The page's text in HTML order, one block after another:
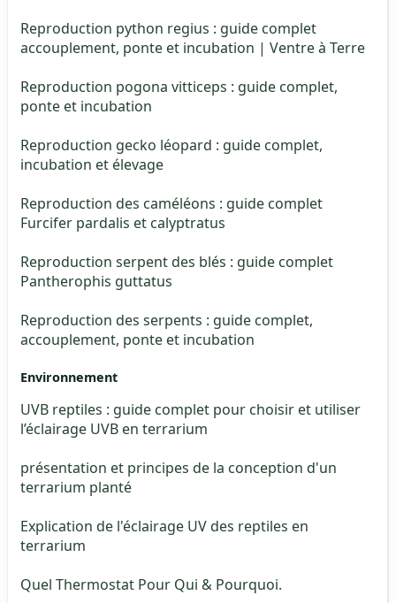
Reproduction python regius : guide complet
accouplement, ponte et incubation | Ventre à Terre
Reproduction pogona vitticeps : guide complet,
ponte et incubation
Reproduction gecko léopard : guide complet,
incubation et élevage
Reproduction des caméléons : guide complet
Furcifer pardalis et calyptratus
Reproduction serpent des blés : guide complet
Pantherophis guttatus
Reproduction des serpents : guide complet,
accouplement, ponte et incubation
Environnement
UVB reptiles : guide complet pour choisir et utiliser
l’éclairage UVB en terrarium
présentation et principes de la conception d'un
terrarium planté
Explication de l'éclairage UV des reptiles en
terrarium
Quel Thermostat Pour Qui & Pourquoi.